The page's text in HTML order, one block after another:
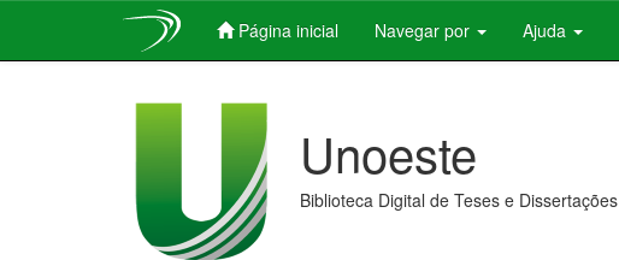
Página inicial Navegar por Ajuda
Unoeste
Biblioteca Digital de Teses e Dissertações